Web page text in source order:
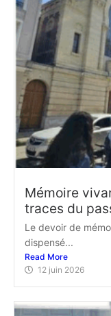
Mémoire
traces du
Le devoir de
dispensé...
Read More
12 juin 2026